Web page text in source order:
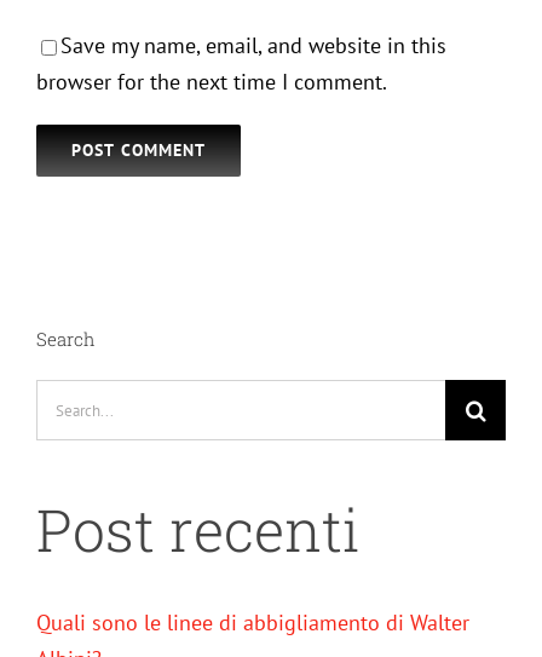
Save my name, email, and website in this
browser for the next time I comment.
Search
for:
Post recenti
Quali sono le linee di abbigliamento di Walter